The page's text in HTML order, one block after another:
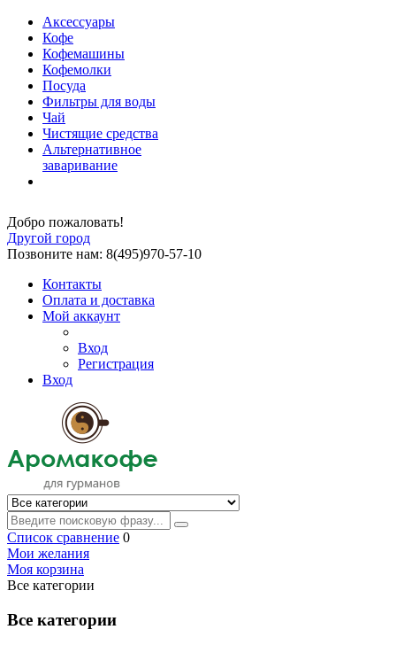
Аксессуары
Кофе
Кофемашины
Кофемолки
Посуда
Фильтры для воды
Чай
Чистящие средства
Альтернативное
заваривание
Добро пожаловать!
Другой город
Позвоните нам: 8(495)970-57-10
Контакты
Оплата и доставка
Мой аккаунт
Вход
Регистрация
Вход
Список сравнение 0
Мои желания
Моя корзина
Все категории
Все категории